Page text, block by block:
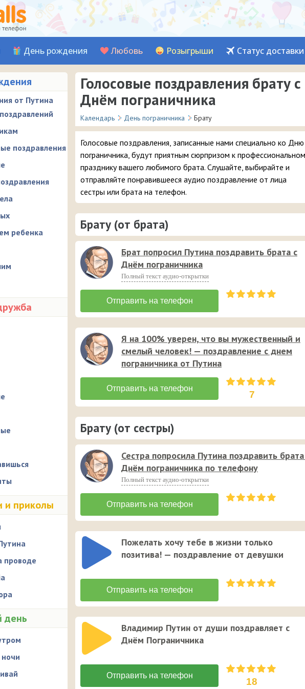
День рождения Любовь Розыгрыши Статус доставки
от Путина
поздравления
ребенка
и приколы
проводе
день
Голосовые поздравления брату с
Днём пограничника
Календарь День пограничника Брату
Голосовые поздравления, записанные нами специально ко Дню
пограничника, будут приятным сюрпризом к
празднику вашего любимого брата. Слушайте, выбирайте и
отправляйте понравившееся аудио поздравление от лица
сестры или брата на телефон.
Брату (от брата)
Брат попросил Путина поздравить брата с
Днём пограничника
Полный текст аудио-открытки
Я на 100% уверен, что вы мужественный и
смелый человек! — поздравление с днем
пограничника от Путина
7
Брату (от сестры)
Сестра попросила Путина поздравить
Днём пограничника по телефону
Полный текст аудио-открытки
Пожелать хочу тебе в жизни только
позитива! — поздравление от девушки
Владимир Путин от души поздравляет с
Днём Пограничника
18